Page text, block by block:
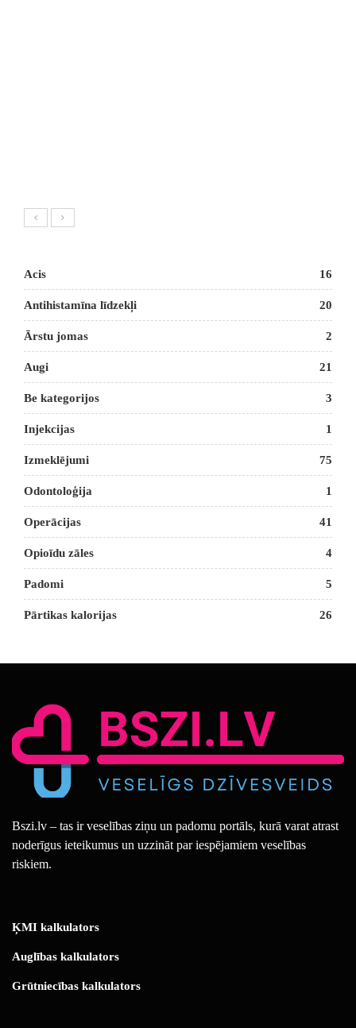
Acis 16
Antihistamīna līdzekļi 20
Ārstu jomas 2
Augi 21
Be kategorijos 3
Injekcijas 1
Izmeklējumi 75
Odontoloģija 1
Operācijas 41
Opioīdu zāles 4
Padomi 5
Pārtikas kalorijas 26
Bszi.lv – tas ir veselības ziņu un padomu portāls, kurā varat atrast
noderīgus ieteikumus un uzzināt par iespējamiem veselības
riskiem.
ĶMI kalkulators
Auglības kalkulators
Grūtniecības kalkulators